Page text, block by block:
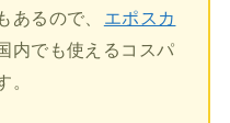
あるので、
エポスカ
内でも使えるコスパ
。